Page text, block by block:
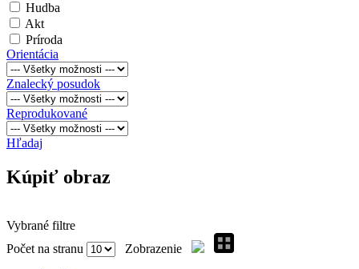
Hudba
Akt
Príroda
Orientácia
Znalecký posudok
Reprodukované
Hľadaj
Kúpiť obraz
Vybrané filtre
Počet na stranu
Zobrazenie